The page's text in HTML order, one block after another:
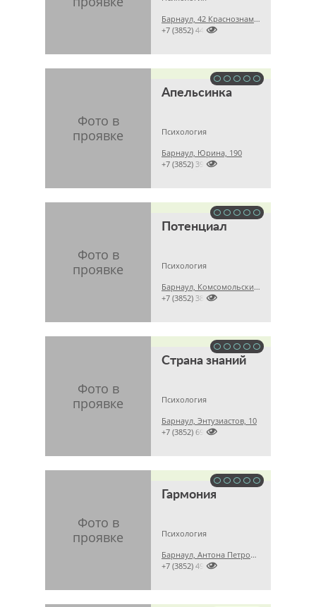
Барнаул, 42 Краснознамнной Бригады, 8а

+7 (3852) 441759
Апельсинка
Психология
Барнаул, Юрина, 190

+7 (3852) 396769
Потенциал
Психология
Барнаул, Комсомольский проспект, 77

+7 (3852) 380457
Страна знаний
Психология
Барнаул, Энтузиастов, 10

+7 (3852) 695255
Гармония
Психология
Барнаул, Антона Петрова, 184а

+7 (3852) 490340